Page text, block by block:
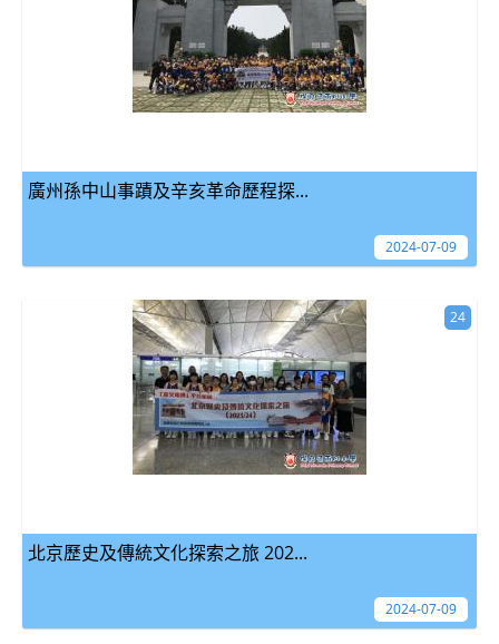
廣州孫中山事蹟及辛亥革命歷程探...
2024-07-09
北京歷史及傳統文化探索之旅 202...
24
2024-07-09